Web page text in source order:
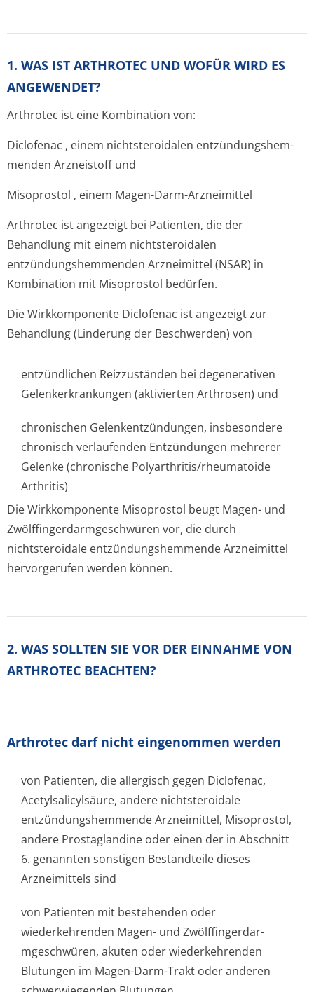
1. WAS IST ARTHROTEC UND WOFÜR WIRD ES
ANGEWENDET?
Arthrotec ist eine Kombination von:
Diclofenac , einem nichtsteroidalen entzündungshem­
menden Arzneistoff und
Misoprostol , einem Magen-Darm-Arzneimittel
Arthrotec ist angezeigt bei Patienten, die der
Behandlung mit einem nichtsteroidalen
entzündungshem­menden Arzneimittel (NSAR) in
Kombination mit Misoprostol bedürfen.
Die Wirkkomponente Diclofenac ist angezeigt zur
Behandlung (Linderung der Beschwerden) von
entzündlichen Reizzuständen bei degenerativen
Gelenkerkrankungen (aktivierten Arthrosen) und
chronischen Gelenkentzündungen, insbesondere
chronisch verlaufenden Entzündungen mehrerer
Gelenke (chronische Polyarthritis/rhe­umatoide
Arthritis)
Die Wirkkomponente Misoprostol beugt Magen- und
Zwölffingerdar­mgeschwüren vor, die durch
nichtsteroidale entzündungshemmende Arzneimittel
hervorgerufen werden können.
2. WAS SOLLTEN SIE VOR DER EINNAHME VON
ARTHROTEC BEACHTEN?
Arthrotec darf nicht eingenommen werden
von Patienten, die allergisch gegen Diclofenac,
Acetylsalicylsäure, andere nichtsteroidale
entzündungshemmende Arzneimittel, Misoprostol,
andere Prostaglandine oder einen der in Abschnitt
6. genannten sonstigen Bestandteile dieses
Arzneimittels sind
von Patienten mit bestehenden oder
wiederkehrenden Magen- und Zwölffingerdar­
mgeschwüren, akuten oder wiederkehrenden
Blutungen im Magen-Darm-Trakt oder anderen